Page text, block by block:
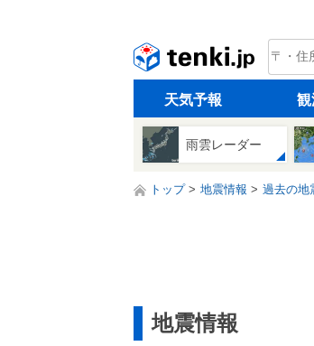
tenki.jp
天気予報 観
雨雲レーダー
トップ 地震情報 過去の地
地震情報